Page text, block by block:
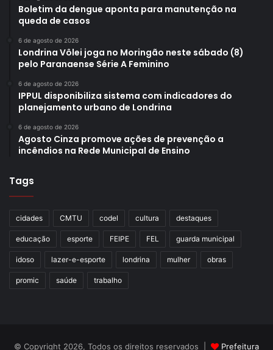
Boletim da dengue aponta para manutenção na
queda de casos
6 de agosto de 2026
Londrina Vôlei joga no Moringão neste sábado (8)
pelo Paranaense Série A Feminino
6 de agosto de 2026
IPPUL disponibiliza sistema com indicadores do
planejamento urbano de Londrina
6 de agosto de 2026
Agosto Cinza promove ações de prevenção a
incêndios na Rede Municipal de Ensino
Tags
cidades CMTU codel cultura destaques
educação esporte FEIPE FEL guarda municipal
idoso lazer-e-esporte londrina mulher obras
promic saúde trabalho
© Copyright 2026, Todos os direitos reservados | Prefeitura